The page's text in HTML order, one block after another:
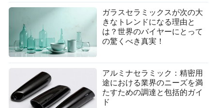
ガラスセラミックスが次の大
きなトレンドになる理由と
は？世界のバイヤーにとって
の驚くべき真実！
アルミナセラミック：精密用
途における業界のニーズを満
たすための調達と包括的ガイ
ド